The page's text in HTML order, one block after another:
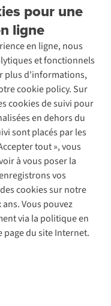
pour une
ligne
en ligne, nous
et fonctionnels
plus d'informations,
cookie policy. Sur
cookies de suivi pour
en dehors du
sont placés par les
tout », vous
à vous poser la
vos
cookies sur notre
Vous pouvez
via la politique en
page du site Internet.
confidentialité
Cookie Policy